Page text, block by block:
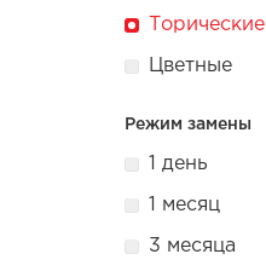
Торические
Цветные
Режим замены
1 день
1 месяц
3 месяца